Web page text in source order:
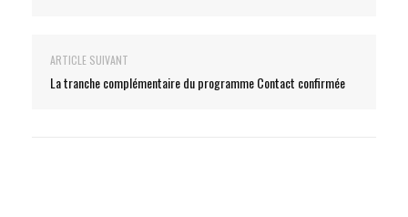
ARTICLE SUIVANT
La tranche complémentaire du programme Contact confirmée